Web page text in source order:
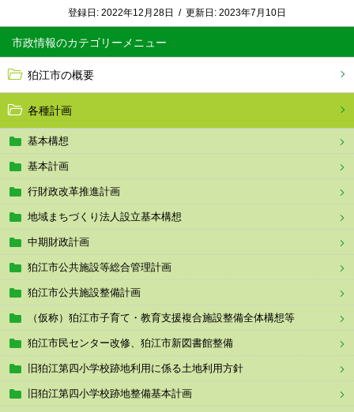
市政情報
狛江市の概要
各種計画
基本構想
基本計画
行財政改革推進計画
地域まちづくり法人設立基本構想
中期財政計画
狛江市公共施設等総合管理計画
狛江市公共施設整備計画
（仮称）狛江市子育て・教育支援複合施設整備全体構想等
狛江市民センター改修、狛江市新図書館整備
旧狛江第四小学校跡地利用に係る土地利用方針
旧狛江第四小学校跡地整備基本計画
登録日: 2022年12月28日 / 更新日: 2023年7月10日